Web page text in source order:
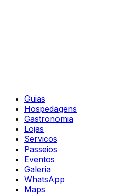
Guias
Hospedagens
Gastronomia
Lojas
Servicos
Passeios
Eventos
Galeria
WhatsApp
Maps